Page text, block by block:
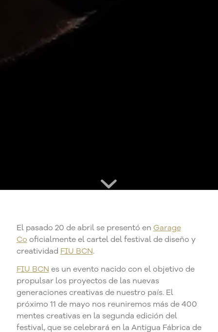
El pasado 20 de abril se presentó en Garage
Co oficialmente el cartel del festival de diseño y
creatividad FIU BCN.
FIU BCN es un evento nacido con el objetivo de
propulsar los proyectos de las nuevas
generaciones creativas de nuestro país. El
próximo 11 de mayo nos reuniremos más de 400
mentes creativas en la segunda edición del
festival, que se celebrará en la Antigua Fábrica de